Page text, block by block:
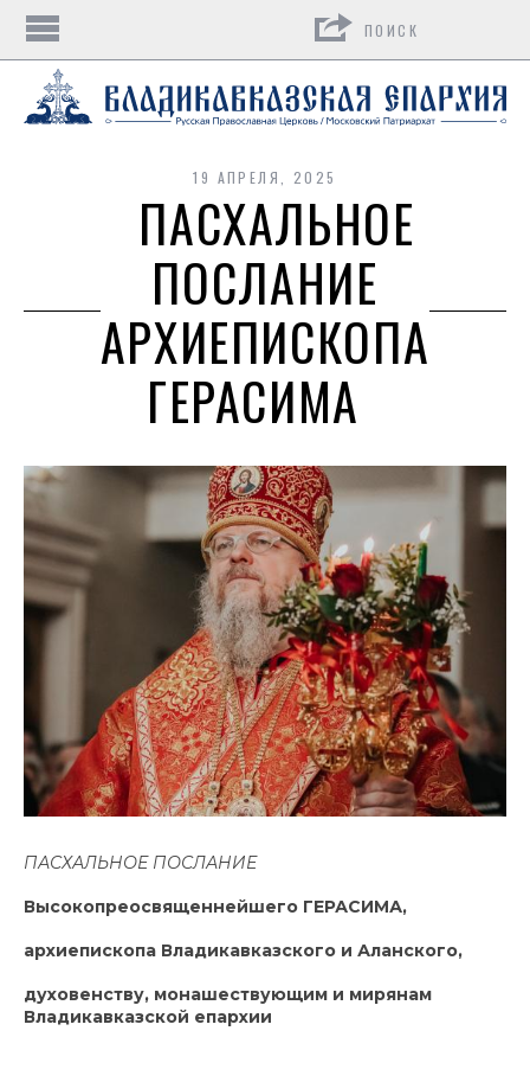
19 АПРЕЛЯ, 2025
ПАСХАЛЬНОЕ
ПОСЛАНИЕ
АРХИЕПИСКОПА
ГЕРАСИМА
ПАСХАЛЬНОЕ ПОСЛАНИЕ
Высокопреосвященнейшего ГЕРАСИМА,
архиепископа Владикавказского и Аланского,
духовенству, монашествующим и мирянам
Владикавказской епархии